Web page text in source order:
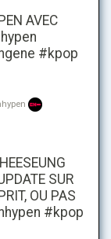
AVEC
#kpop
SUR
OU PAS
#kpop